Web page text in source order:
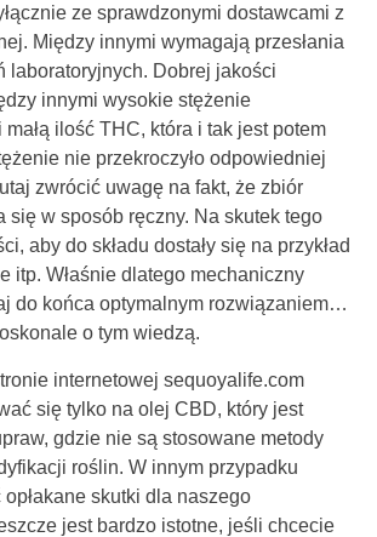
ze sprawdzonymi dostawcami z
Między innymi wymagają przesłania
laboratoryjnych. Dobrej jakości
innymi wysokie stężenie
ilość THC, która i tak jest potem
nie przekroczyło odpowiedniej
zwrócić uwagę na fakt, że zbiór
się w sposób ręczny. Na skutek tego
aby do składu dostały się na przykład
itp. Właśnie dlatego mechaniczny
do końca optymalnym rozwiązaniem…
o tym wiedzą.
internetowej sequoyalife.com
się tylko na olej CBD, który jest
gdzie nie są stosowane metody
roślin. W innym przypadku
opłakane skutki dla naszego
jest bardzo istotne, jeśli chcecie